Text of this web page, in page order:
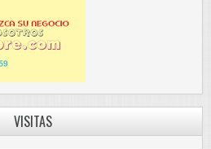
VISITAS